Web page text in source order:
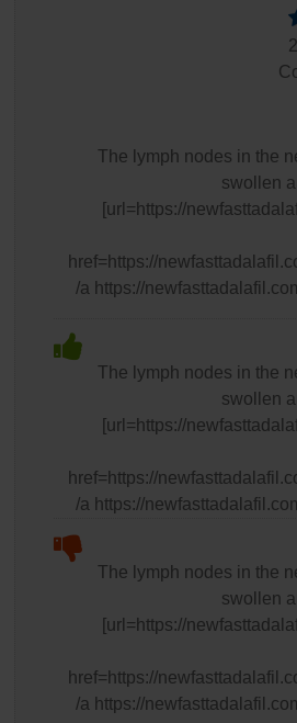
The lymph nodes in the
swollen
[url=https://
href=https://
/a https://
The lymph nodes in the
swollen
[url=https://
href=https://
/a https://
The lymph nodes in the
swollen
[url=https://
href=https://
/a https://